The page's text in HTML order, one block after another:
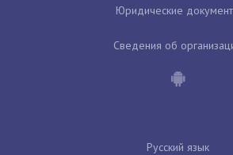
Юридические
Сведения об
Русский язык